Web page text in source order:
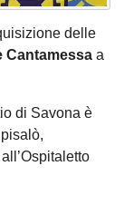
delle
Cantamessa a
di Savona è